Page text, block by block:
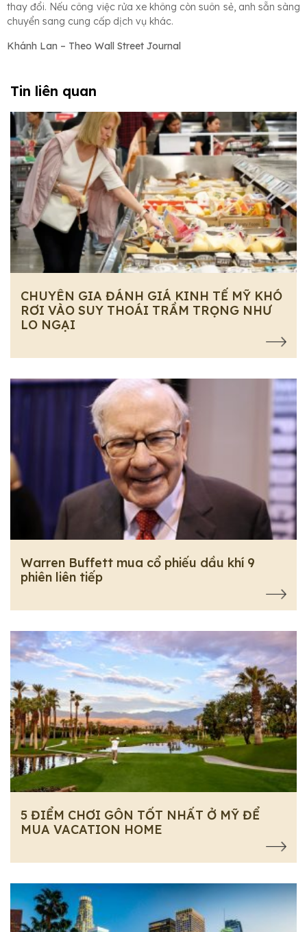
thay đổi. Nếu công việc rửa xe không còn suôn sẻ, anh sẵn sàng
chuyển sang cung cấp dịch vụ khác.
Khánh Lan – Theo Wall Street Journal
Tin liên quan
CHUYÊN GIA ĐÁNH GIÁ KINH TẾ MỸ KHÓ
RƠI VÀO SUY THOÁI TRẦM TRỌNG NHƯ
LO NGẠI
Warren Buffett mua cổ phiếu dầu khí 9
phiên liên tiếp
5 ĐIỂM CHƠI GÔN TỐT NHẤT Ở MỸ ĐỂ
MUA VACATION HOME